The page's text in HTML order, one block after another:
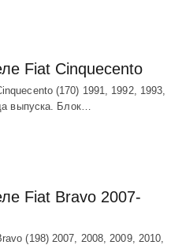
Fiat Cinquecento
(170) 1991, 1992, 1993,
выпуска. Блок…
Fiat Bravo 2007-
(198) 2007, 2008, 2009, 2010,